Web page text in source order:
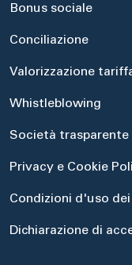
Bonus sociale
Conciliazione
Valorizzazione
Whistleblowing
Società trasparente
Privacy e Cookie
Condizioni d'uso
Dichiarazione di